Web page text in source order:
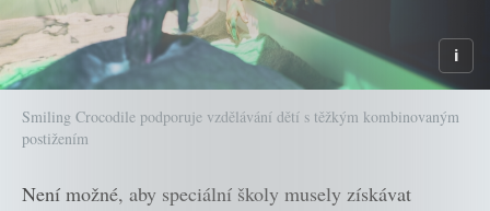
Smiling Crocodile podporuje vzdělávání dětí s těžkým kombinovaným
postižením
Není možné, aby speciální školy musely získávat